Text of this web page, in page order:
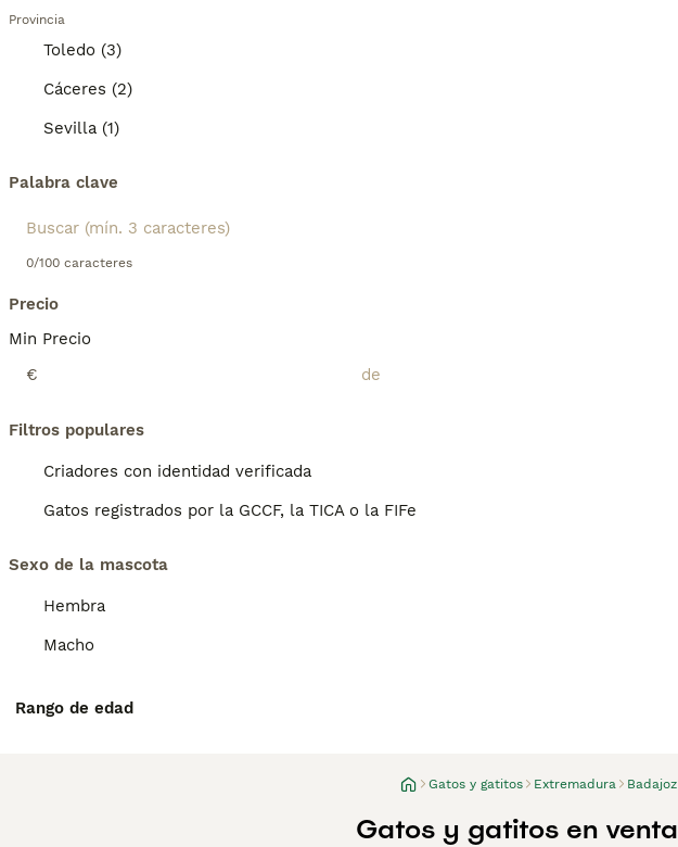
Provincia
Toledo (3)
Cáceres (2)
Sevilla (1)
Palabra clave
0/100 caracteres
Precio
Min Precio
€
Filtros populares
Criadores con identidad verificada
Gatos registrados por la GCCF, la TICA o la FIFe
Sexo de la mascota
Hembra
Macho
Rango de edad
Gatos y gatitos Extremadura Badajoz
Gatos y gatitos en venta